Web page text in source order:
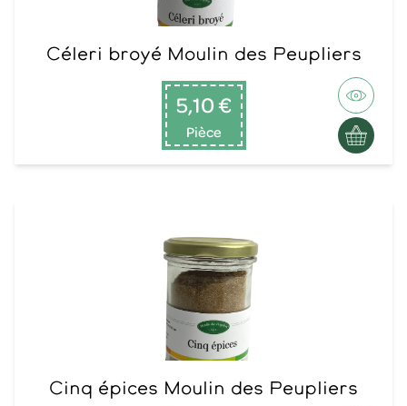
Céleri broyé Moulin des Peupliers
5,10 €
Pièce
Cinq épices Moulin des Peupliers